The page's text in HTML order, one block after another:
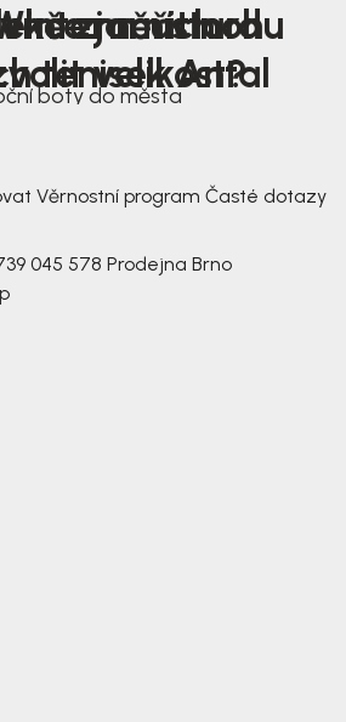
jarních
tenisek Antal
změřit nohu
velikost?
mustard
boty do města
Věrnostní program Časté dotazy
045 578 Prodejna Brno